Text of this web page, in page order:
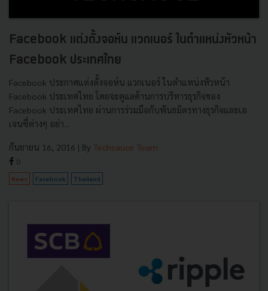
Facebook แต่งตั้งจอห์น แวกเนอร์ ในตำแหน่งหัวหน้า
Facebook ประเทศไทย
Facebook ประกาศแต่งตั้งจอห์น แวกเนอร์ ในตำแหน่งหัวหน้า
Facebook ประเทศไทย โดยจะดูแลด้านการบริหารธุรกิจของ
Facebook ประเทศไทย ผ่านการร่วมมือกับพันธมิตรทางธุรกิจและเอ
เจนซี่ต่างๆ อย่า...
กันยายน 16, 2016 | By Techsauce Team
0
News Facebook Thailand